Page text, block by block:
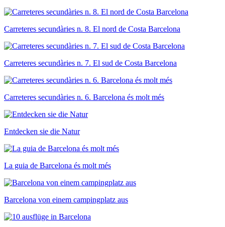
Carreteres secundàries n. 8. El nord de Costa Barcelona
Carreteres secundàries n. 7. El sud de Costa Barcelona
Carreteres secundàries n. 6. Barcelona és molt més
Entdecken sie die Natur
La guia de Barcelona és molt més
Barcelona von einem campingplatz aus